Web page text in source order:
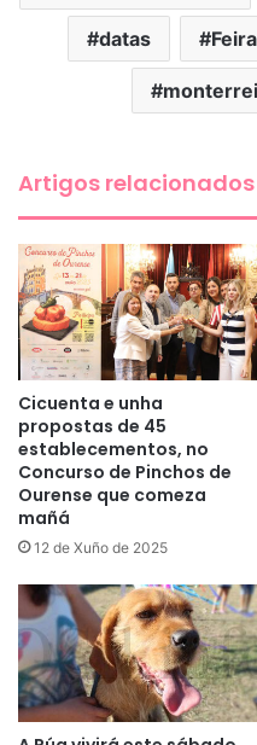
datas
monterrei
Artigos relacionados
Cicuenta e unha
propostas de 45
establecementos, no
Concurso de Pinchos de
Ourense que comeza
mañá
12 de Xuño de 2025